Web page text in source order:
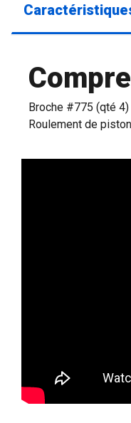
Broche #775 (qté 4)
Roulement de